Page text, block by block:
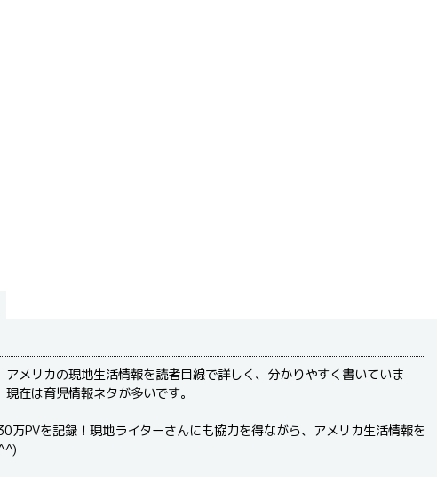
アメリカの現地生活情報を読者目線で詳しく、分かりやすく書いていま
在は育児情報ネタが多いです。
万PVを記録！現地ライターさんにも協力を得ながら、アメリカ生活情報を